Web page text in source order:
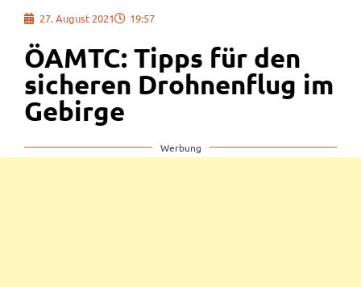
27. August 2021 19:57
ÖAMTC: Tipps für den
sicheren Drohnenflug im
Gebirge
Werbung